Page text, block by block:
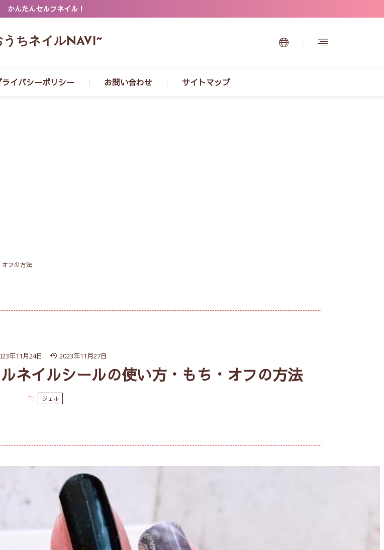
かんたんセルフネイル！
うちネイルNAVI~
ライバシーポリシー お問い合わせ サイトマップ
オフの方法
年11月24日 2023年11月27日
ネイルシールの使い方・もち・オフの方法
ジェル